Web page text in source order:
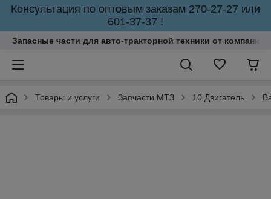
Консультация по оптовым заказам 270-27-27 или
601-37-37 !
Запасные части для авто-тракторной техники от
Товары и услуги Запчасти МТЗ 10 Двигатель